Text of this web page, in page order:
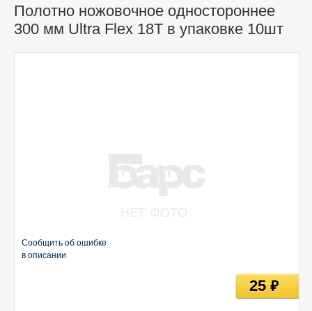
Полотно ножовочное одностороннее
300 мм Ultra Flex 18Т в упаковке 10шт
Сообщить об ошибке
в описании
25руб